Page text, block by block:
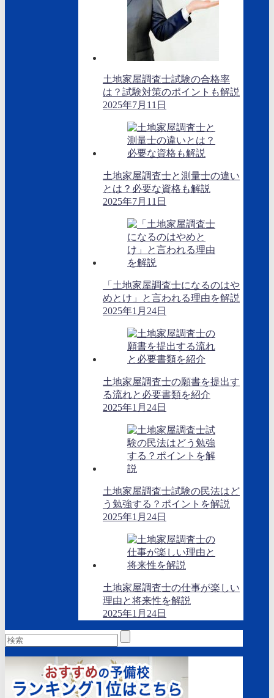
土地家屋調査士試験の合格率
は？試験対策のポイントも解説
2025年7月11日
土地家屋調査士と測量士の違い
とは？必要な資格も解説
2025年7月11日
「土地家屋調査士になるのはや
めとけ」と言われる理由を解説
2025年1月24日
土地家屋調査士の願書を提出す
る流れと必要書類を紹介
2025年1月24日
土地家屋調査士試験の民法はど
う勉強する？ポイントを解説
2025年1月24日
土地家屋調査士の仕事が楽しい
理由と将来性を解説
2025年1月24日